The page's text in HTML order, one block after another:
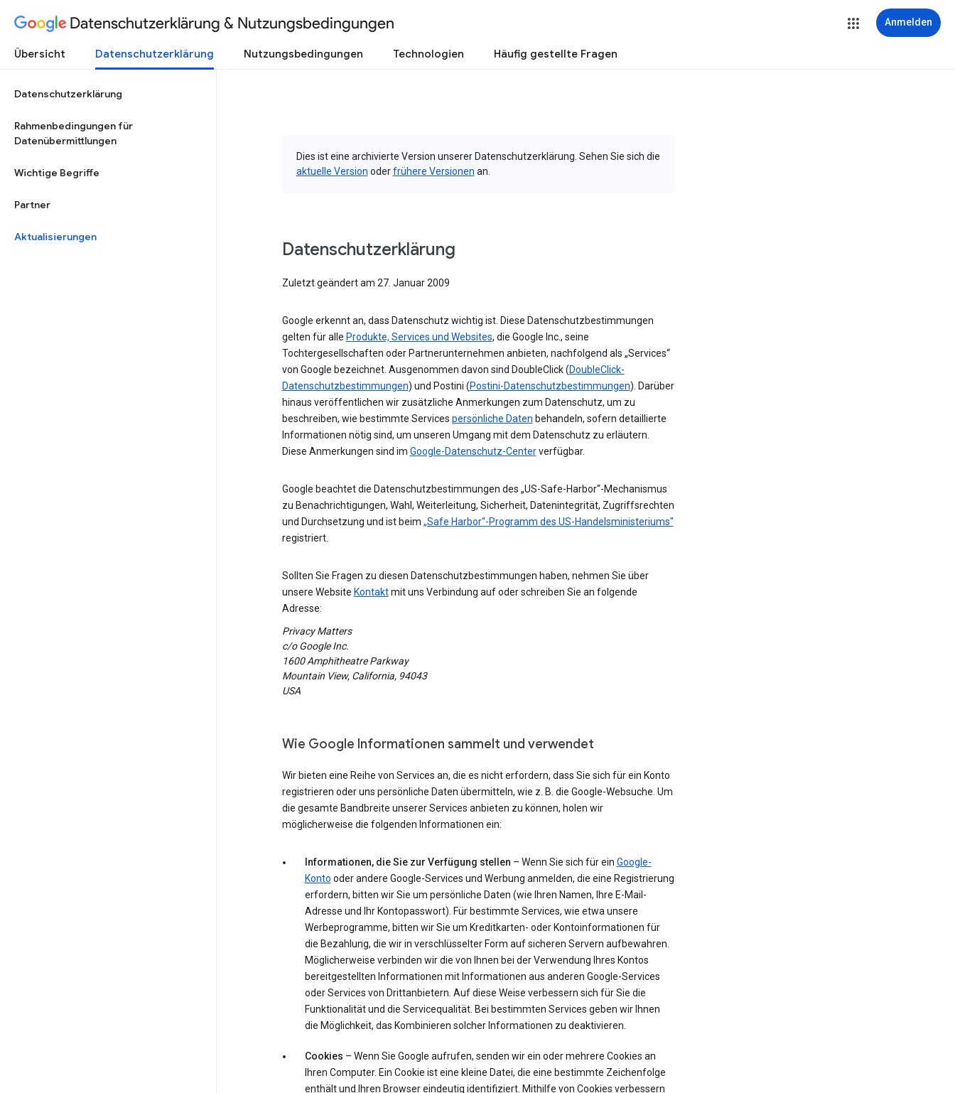
Datenschutzerklärung & Nutzungsbedingungen Anmelden
Übersicht Datenschutzerklärung Nutzungsbedingungen Technologien Häufig gestellte Fragen
Datenschutzerklärung
Rahmenbedingungen für
Datenübermittlungen
Wichtige Begriffe
Partner
Aktualisierungen
Dies ist eine archivierte Version unserer Datenschutzerklärung. Sehen Sie sich die
aktuelle Version oderfrühere Versionen an.
Datenschutzerklärung
Zuletzt geändert am 27. Januar 2009
Google erkennt an, dass Datenschutz wichtig ist. Diese Datenschutzbestimmungen
gelten für alle Produkte, Services und Websites, die Google Inc., seine
Tochtergesellschaften oder Partnerunternehmen anbieten, nachfolgend als „Services“
von Google bezeichnet. Ausgenommen davon sind DoubleClick (DoubleClick-
Datenschutzbestimmungen) und Postini (Postini-Datenschutzbestimmungen). Darüber
hinaus veröffentlichen wir zusätzliche Anmerkungen zum Datenschutz, um zu
beschreiben, wie bestimmte Services persönliche Daten behandeln, sofern detaillierte
Informationen nötig sind, um unseren Umgang mit dem Datenschutz zu erläutern.
Diese Anmerkungen sind im Google-Datenschutz-Centerverfügbar.
Google beachtet die Datenschutzbestimmungen des „US-Safe-Harbor“-Mechanismus
zu Benachrichtigungen, Wahl, Weiterleitung, Sicherheit, Datenintegrität, Zugriffsrechten
und Durchsetzung und ist beim „Safe Harbor“-Programm des US-Handelsministeriums"
registriert.
Sollten Sie Fragen zu diesen Datenschutzbestimmungen haben, nehmen Sie über
unsere Website Kontaktmit uns Verbindung auf oder schreiben Sie an folgende
Adresse:
Privacy Matters
c/o Google Inc.
1600 Amphitheatre Parkway
Mountain View, California, 94043
USA
Wie Google Informationen sammelt und verwendet
Wir bieten eine Reihe von Services an, die es nicht erfordern, dass Sie sich für ein Konto
registrieren oder uns persönliche Daten übermitteln, wie z. B. die Google-Websuche. Um
die gesamte Bandbreite unserer Services anbieten zu können, holen wir
möglicherweise die folgenden Informationen ein:
Informationen, die Sie zur Verfügung stellen – Wenn Sie sich für ein Google-
Konto oder andere Google-Services und Werbung anmelden, die eine Registrierung
erfordern, bitten wir Sie um persönliche Daten (wie Ihren Namen, Ihre E-Mail-
Adresse und Ihr Kontopasswort). Für bestimmte Services, wie etwa unsere
Werbeprogramme, bitten wir Sie um Kreditkarten- oder Kontoinformationen für
die Bezahlung, die wir in verschlüsselter Form auf sicheren Servern aufbewahren.
Möglicherweise verbinden wir die von Ihnen bei der Verwendung Ihres Kontos
bereitgestellten Informationen mit Informationen aus anderen Google-Services
oder Services von Drittanbietern. Auf diese Weise verbessern sich für Sie die
Funktionalität und die Servicequalität. Bei bestimmten Services geben wir Ihnen
die Möglichkeit, das Kombinieren solcher Informationen zu deaktivieren.
Cookies – Wenn Sie Google aufrufen, senden wir ein oder mehrere Cookies an
Ihren Computer. Ein Cookie ist eine kleine Datei, die eine bestimmte Zeichenfolge
enthält und Ihren Browser eindeutig identifiziert. Mithilfe von Cookies verbessern